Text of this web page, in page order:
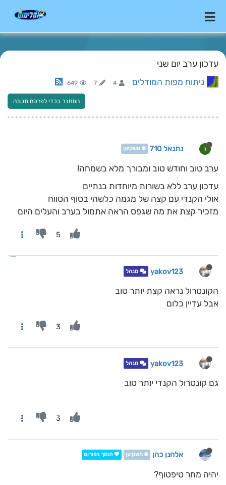
עדכון ערב יום שני
ניתוח מפות המודלים 4
7
649
התחבר בכדי לפרסם תגובה
נ נתנאל 710 ❄️ משקיען
ערב טוב וחודש טוב ומבורך מלא בשמחה!
עדכון ערב ללא בשורות מיוחדות בנתיים
אולי הקנדי עם קצה של מגמה כלשהי בסוף הטווח
מזכיר קצת את מה שגפס הראה אתמול בערב והעלים היום
5
yakov123 מנהל
הקונטרול נראה קצת יותר טוב
אבל עדיין כלום
3
yakov123 מנהל
גם קונטרול הקנדי יותר טוב
3
אלחנן כהן ❄️ משקיען 💖 תומך בפורום
יהיה מחר טיפטוף?